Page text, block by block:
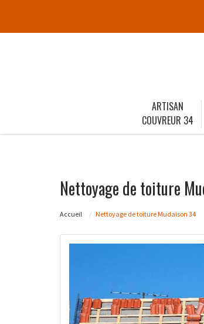
ARTISAN
COUVREUR 34
Nettoyage de toiture
Accueil Nettoyage de toiture Mudaison 34